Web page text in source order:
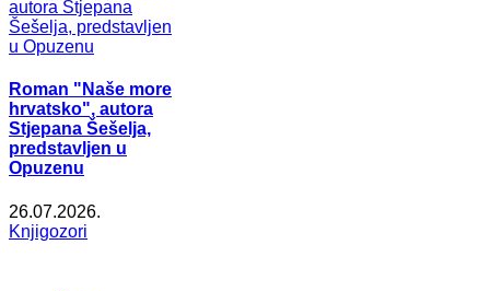
Roman "Naše more
hrvatsko", autora
Stjepana Šešelja,
predstavljen u
Opuzenu
26.07.2026.
Knjigozori